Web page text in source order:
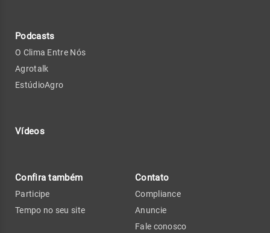
Podcasts
O Clima Entre Nós
Agrotalk
EstúdioAgro
Vídeos
Confira também
Participe
Tempo no seu site
Contato
Compliance
Anuncie
Fale conosco